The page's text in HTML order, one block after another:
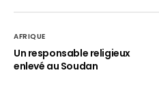
AFRIQUE
Un responsable religieux
enlevé au Soudan